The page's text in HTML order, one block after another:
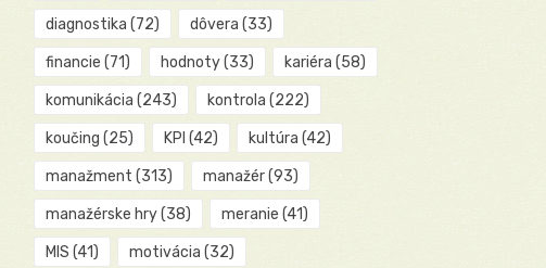
diagnostika (72) dôvera (33)
financie (71) hodnoty(33) kariéra (58)
komunikácia (243) kontrola (222)
koučing (25) KPI (42) kultúra (42)
manažment (313) manažér(93)
manažérske hry(38) meranie (41)
MIS (41) motivácia (32)